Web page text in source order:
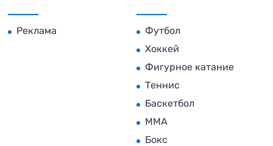
Реклама
Футбол
Хоккей
Фигурное катание
Теннис
Баскетбол
MMA
Бокс